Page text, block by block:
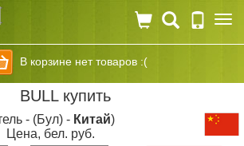
В корзине нет товаров :(
BULL купить
- (Бул) - Китай)
Цена, бел. руб.